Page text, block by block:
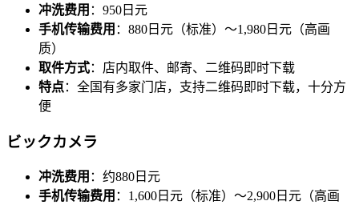
冲洗费用 ：950日元
手机传输费用 ：880日元（标准）～1,980日元（高画
质）
取件方式：店内取件、邮寄、二维码即时下载
特点：全国有多家门店，支持二维码即时下载，十分方
便
ビックカメラ
冲洗费用 ：约880日元
手机传输费用 ：1,600日元（标准）～2,900日元（高画